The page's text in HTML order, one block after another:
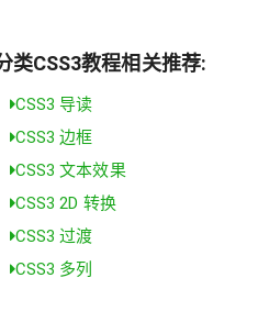
类CSS3教程相关推荐:
CSS3 导读
CSS3 边框
CSS3 文本效果
CSS3 2D 转换
CSS3 过渡
CSS3 多列